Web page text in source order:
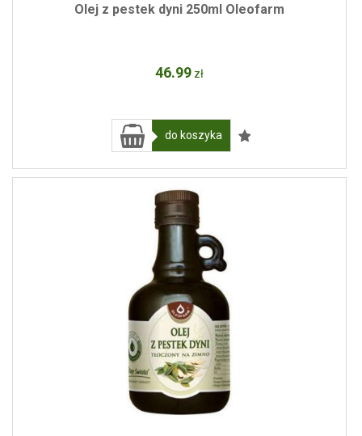
Olej z pestek dyni 250ml Oleofarm
46.99 zł
do koszyka